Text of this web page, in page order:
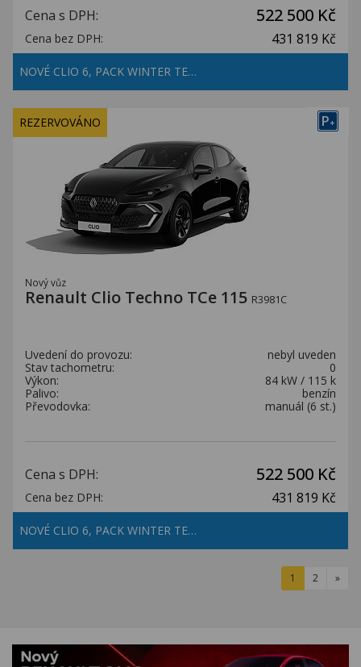
Cena s DPH: 522 500 Kč
Cena bez DPH: 431 819 Kč
NOVÉ CLIO 6, PACK WINTER TE…
P+
REZERVOVÁNO
Nový vůz
Renault Clio Techno TCe 115 R3981C
Uvedení do provozu:
nebyl uveden
Stav tachometru:
0
Výkon:
84 kW / 115 k
Palivo:
benzín
Převodovka:
manuál (6 st.)
Cena s DPH: 522 500 Kč
Cena bez DPH: 431 819 Kč
NOVÉ CLIO 6, PACK WINTER TE…
1 2 »